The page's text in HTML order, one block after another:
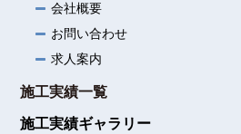
会社概要
お問い合わせ
求人案内
施工実績一覧
施工実績ギャラリー